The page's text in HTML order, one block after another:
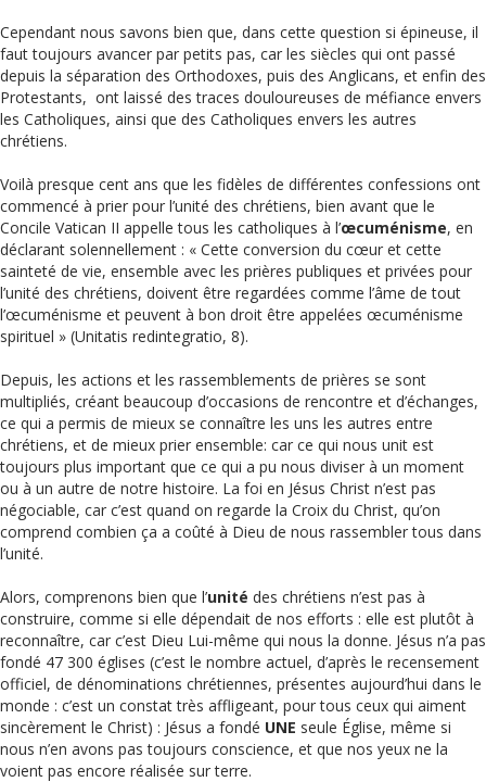
Cependant nous savons bien que, dans cette question si épineuse, il
faut toujours avancer par petits pas, car les siècles qui ont passé
depuis la séparation des Orthodoxes, puis des Anglicans, et enfin des
Protestants, ont laissé des traces douloureuses de méfiance envers
les Catholiques, ainsi que des Catholiques envers les autres
chrétiens.
Voilà presque cent ans que les fidèles de différentes confessions ont
commencé à prier pour l’unité des chrétiens, bien avant que le
Concile Vatican II appelle tous les catholiques à l’œcuménisme, en
déclarant solennellement : « Cette conversion du cœur et cette
sainteté de vie, ensemble avec les prières publiques et privées pour
l’unité des chrétiens, doivent être regardées comme l’âme de tout
l’œcuménisme et peuvent à bon droit être appelées œcuménisme
spirituel » (Unitatis redintegratio, 8).
Depuis, les actions et les rassemblements de prières se sont
multipliés, créant beaucoup d’occasions de rencontre et d’échanges,
ce qui a permis de mieux se connaître les uns les autres entre
chrétiens, et de mieux prier ensemble: car ce qui nous unit est
toujours plus important que ce qui a pu nous diviser à un moment
ou à un autre de notre histoire. La foi en Jésus Christ n’est pas
négociable, car c’est quand on regarde la Croix du Christ, qu’on
comprend combien ça a coûté à Dieu de nous rassembler tous dans
l’unité.
Alors, comprenons bien que l’unité des chrétiens n’est pas à
construire, comme si elle dépendait de nos efforts : elle est plutôt à
reconnaître, car c’est Dieu Lui-même qui nous la donne. Jésus n’a pas
fondé 47 300 églises (c’est le nombre actuel, d’après le recensement
officiel, de dénominations chrétiennes, présentes aujourd’hui dans le
monde : c’est un constat très affligeant, pour tous ceux qui aiment
sincèrement le Christ) : Jésus a fondé UNE seule Église, même si
nous n’en avons pas toujours conscience, et que nos yeux ne la
voient pas encore réalisée sur terre.